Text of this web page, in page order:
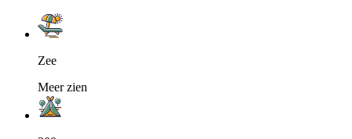
Zee
Meer zien